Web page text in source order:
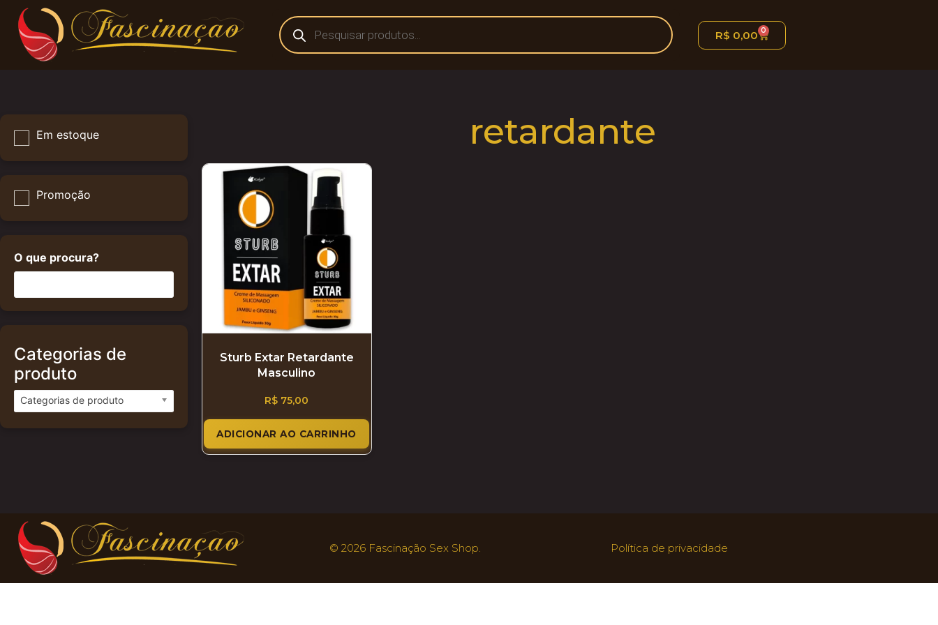
R$ 0,00 0
Em estoque
Promoção
Categorias de
produto
Categorias de produto
retardante
Sturb Extar Retardante
Masculino
R$ 75,00
ADICIONAR AO CARRINHO
© 2026 Fascinação Sex Shop. Política de privacidade